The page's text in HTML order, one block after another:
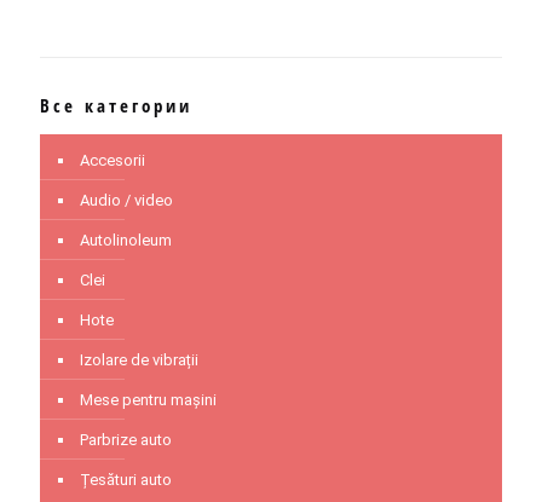
Все категории
Accesorii
Audio / video
Autolinoleum
Clei
Hote
Izolare de vibrații
Mese pentru mașini
Parbrize auto
Țesături auto